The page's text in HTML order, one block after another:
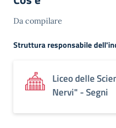
Da compilare
Struttura responsabile
Liceo delle
Nervi" - Segni